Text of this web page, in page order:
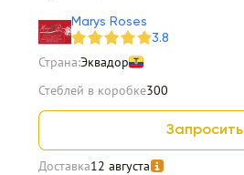
Marys Roses
3.8
Страна:Эквадор
Стеблей в коробке300
Запросить
Доставка12 августа